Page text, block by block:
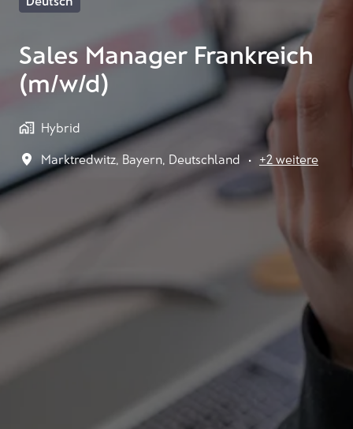
Sales Manager Frankreich
(m/w/d)
Hybrid
Marktredwitz Bayern Deutschland • +2 weitere